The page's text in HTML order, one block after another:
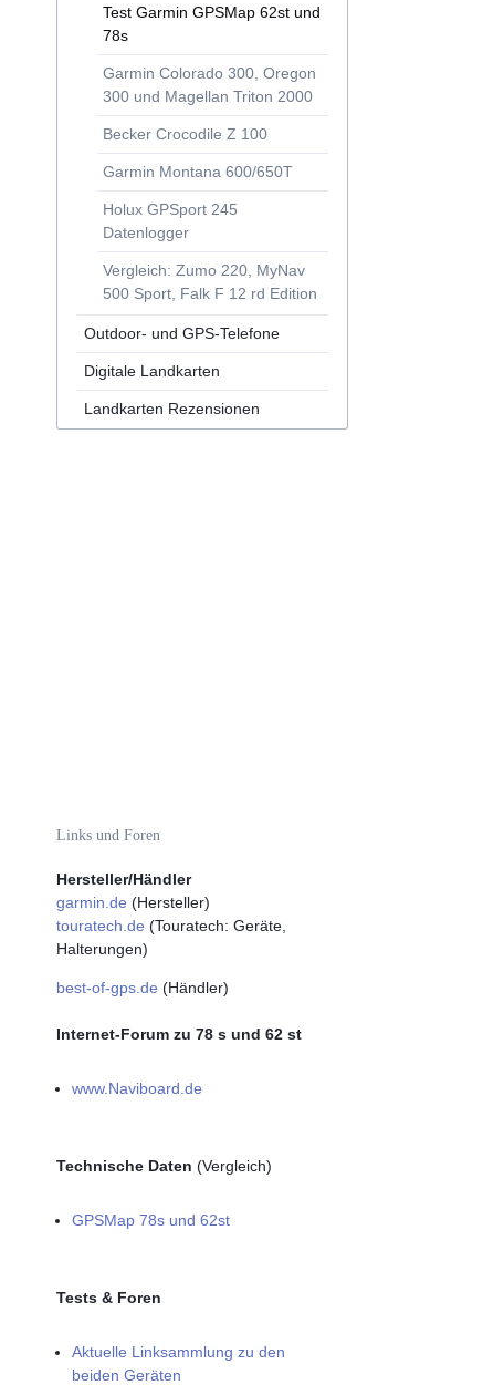
Test Garmin GPSMap 62st und
78s
Garmin Colorado 300, Oregon
300 und Magellan Triton 2000
Becker Crocodile Z 100
Garmin Montana 600/650T
Holux GPSport 245
Datenlogger
Vergleich: Zumo 220, MyNav
500 Sport, Falk F 12 rd Edition
Outdoor- und GPS-Telefone
Digitale Landkarten
Landkarten Rezensionen
Links und Foren
Hersteller/Händler
garmin.de (Hersteller)
touratech.de (Touratech: Geräte,
Halterungen)
best-of-gps.de (Händler)
Internet-Forum zu 78 s und 62 st
www.Naviboard.de
Technische Daten (Vergleich)
GPSMap 78s und 62st
Tests & Foren
Aktuelle Linksammlung zu den
beiden Geräten